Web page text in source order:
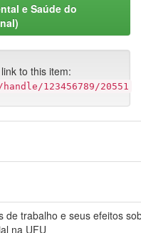
Canais
e Saúde do
to this item:
123456789/20551
de trabalho e seus efeitos
na UFU